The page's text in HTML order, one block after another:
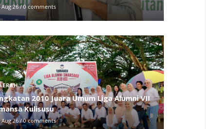
Aug 26/0 comments
2010 Juara Umum Liga Alumni VII
Kulisusu
Aug 26 /0 comments